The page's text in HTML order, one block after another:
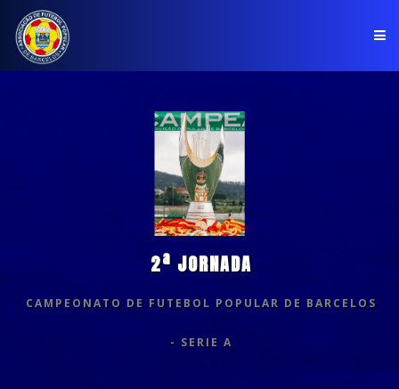
CLUBES
2ª JORNADA
CAMPEONATO DE FUTEBOL POPULAR DE BARCELOS
- SERIE A